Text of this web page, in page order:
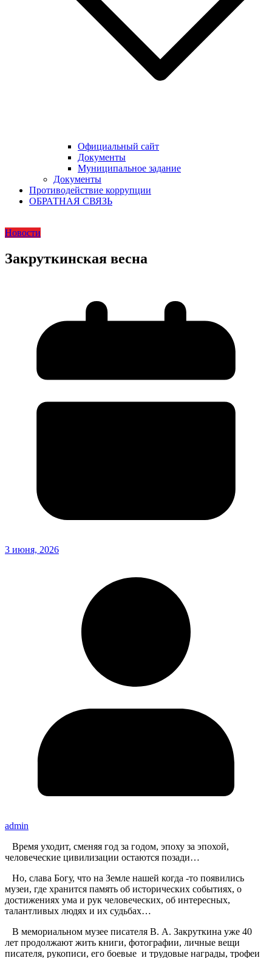
Официальный сайт
Документы
Муниципальное задание
Документы
Противодействие коррупции
ОБРАТНАЯ СВЯЗЬ
Новости
Закруткинская весна
3 июня, 2026
admin
Время уходит, сменяя год за годом, эпоху за эпохой,
человеческие цивилизации остаются позади…
Но, слава Богу, что на Земле нашей когда -то появились
музеи, где хранится память об исторических событиях, о
достижениях ума и рук человеческих, об интересных,
талантливых людях и их судьбах…
В мемориальном музее писателя В. А. Закруткина уже 40
лет продолжают жить книги, фотографии, личные вещи
писателя, рукописи, его боевые и трудовые награды, трофеи